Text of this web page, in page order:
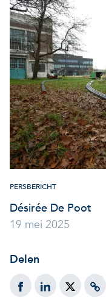
PERSBERICHT
Désirée De Poot
19 mei 2025
Delen